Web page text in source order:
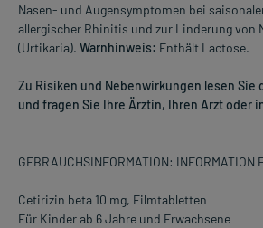
Nasen- und Augensymptomen bei
allergischer Rhinitis und zur Linderung von
(Urtikaria). Warnhinweis: Enthält Lactose.
Zu Risiken und Nebenwirkungen lesen Sie
und fragen Sie Ihre Ärztin, Ihren Arzt oder
GEBRAUCHSINFORMATION: INFORMATION
Cetirizin beta 10 mg, Filmtabletten
Für Kinder ab 6 Jahre und Erwachsene